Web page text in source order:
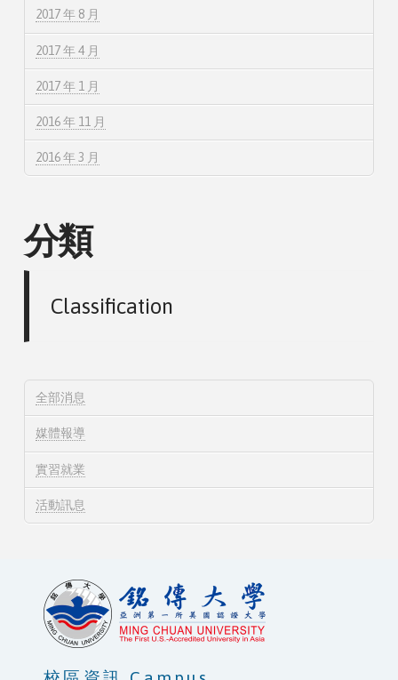
2017 年 8 月
2017 年 4 月
2017 年 1 月
2016 年 11 月
2016 年 3 月
分類
Classification
全部消息
媒體報導
實習就業
活動訊息